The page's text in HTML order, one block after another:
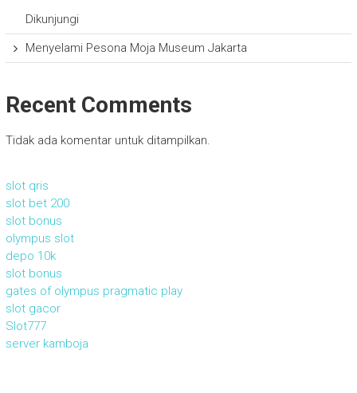
Dikunjungi
Menyelami Pesona Moja Museum Jakarta
Recent Comments
Tidak ada komentar untuk ditampilkan.
slot qris
slot bet 200
slot bonus
olympus slot
depo 10k
slot bonus
gates of olympus pragmatic play
slot gacor
Slot777
server kamboja